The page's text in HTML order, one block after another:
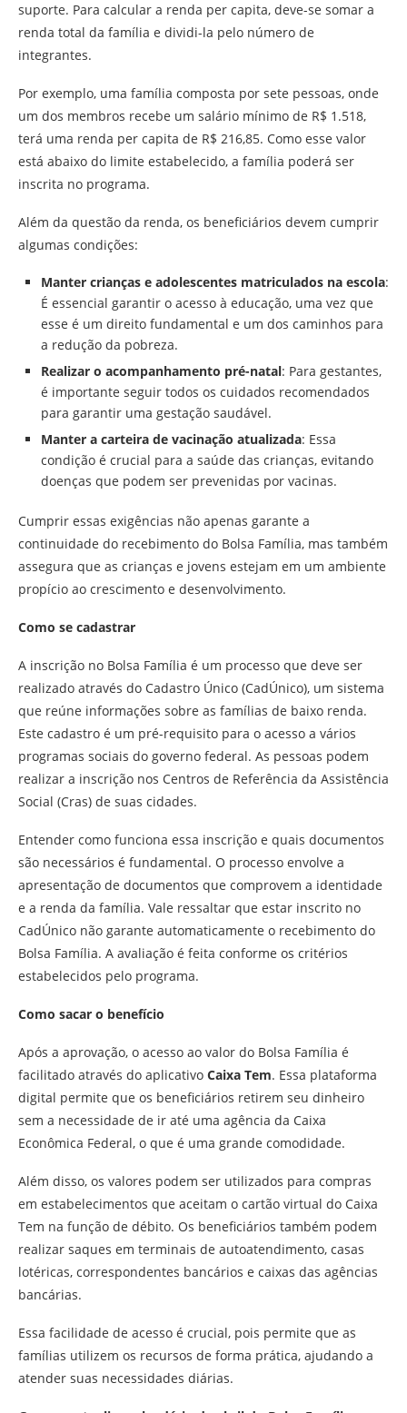
suporte. Para calcular a renda per capita, deve-se somar a
renda total da família e dividi-la pelo número de
integrantes.
Por exemplo, uma família composta por sete pessoas, onde
um dos membros recebe um salário mínimo de R$ 1.518,
terá uma renda per capita de R$ 216,85. Como esse valor
está abaixo do limite estabelecido, a família poderá ser
inscrita no programa.
Além da questão da renda, os beneficiários devem cumprir
algumas condições:
Manter crianças e adolescentes matriculados na escola:
É essencial garantir o acesso à educação, uma vez que
esse é um direito fundamental e um dos caminhos para
a redução da pobreza.
Realizar o acompanhamento pré-natal: Para gestantes,
é importante seguir todos os cuidados recomendados
para garantir uma gestação saudável.
Manter a carteira de vacinação atualizada: Essa
condição é crucial para a saúde das crianças, evitando
doenças que podem ser prevenidas por vacinas.
Cumprir essas exigências não apenas garante a
continuidade do recebimento do Bolsa Família, mas também
assegura que as crianças e jovens estejam em um ambiente
propício ao crescimento e desenvolvimento.
Como se cadastrar
A inscrição no Bolsa Família é um processo que deve ser
realizado através do Cadastro Único (CadÚnico), um sistema
que reúne informações sobre as famílias de baixo renda.
Este cadastro é um pré-requisito para o acesso a vários
programas sociais do governo federal. As pessoas podem
realizar a inscrição nos Centros de Referência da Assistência
Social (Cras) de suas cidades.
Entender como funciona essa inscrição e quais documentos
são necessários é fundamental. O processo envolve a
apresentação de documentos que comprovem a identidade
e a renda da família. Vale ressaltar que estar inscrito no
CadÚnico não garante automaticamente o recebimento do
Bolsa Família. A avaliação é feita conforme os critérios
estabelecidos pelo programa.
Como sacar o benefício
Após a aprovação, o acesso ao valor do Bolsa Família é
facilitado através do aplicativo Caixa Tem. Essa plataforma
digital permite que os beneficiários retirem seu dinheiro
sem a necessidade de ir até uma agência da Caixa
Econômica Federal, o que é uma grande comodidade.
Além disso, os valores podem ser utilizados para compras
em estabelecimentos que aceitam o cartão virtual do Caixa
Tem na função de débito. Os beneficiários também podem
realizar saques em terminais de autoatendimento, casas
lotéricas, correspondentes bancários e caixas das agências
bancárias.
Essa facilidade de acesso é crucial, pois permite que as
famílias utilizem os recursos de forma prática, ajudando a
atender suas necessidades diárias.